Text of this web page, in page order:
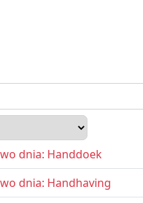
dnia: Handdoek
dnia: Handhaving